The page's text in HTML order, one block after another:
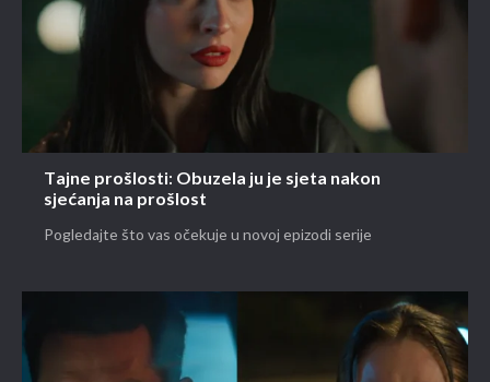
Tajne prošlosti: Obuzela ju je sjeta nakon
sjećanja na prošlost
Pogledajte što vas očekuje u novoj epizodi serije